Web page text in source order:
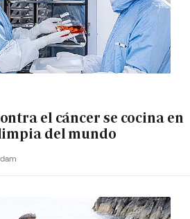
el cáncer se cocina en
del mundo